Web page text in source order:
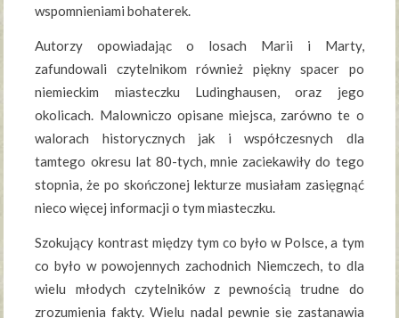
wspomnieniami bohaterek.
Autorzy opowiadając o losach Marii i Marty,
zafundowali czytelnikom również piękny spacer po
niemieckim miasteczku Ludinghausen, oraz jego
okolicach. Malowniczo opisane miejsca, zarówno te o
walorach historycznych jak i współczesnych dla
tamtego okresu lat 80-tych, mnie zaciekawiły do tego
stopnia, że po skończonej lekturze musiałam zasięgnąć
nieco więcej informacji o tym miasteczku.
Szokujący kontrast między tym co było w Polsce, a tym
co było w powojennych zachodnich Niemczech, to dla
wielu młodych czytelników z pewnością trudne do
zrozumienia fakty. Wielu nadal pewnie się zastanawia